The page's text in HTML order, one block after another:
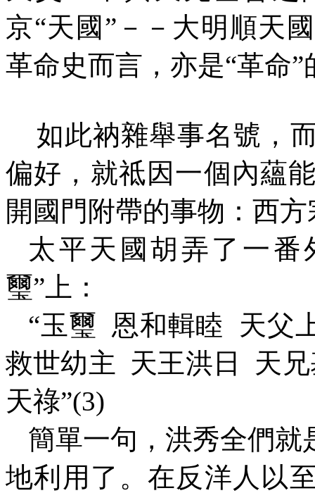
京“天國”－－大明順天
革命史而言，亦是“革命
如此衲雜舉事名號，
偏好，就祗因一個內蘊
開國門附帶的事物：西
太平天國胡弄了一番
璽”上：
“玉璽
恩和輯睦
天父
救世幼主
天王洪日
天
天祿”(3)
簡單一句，洪秀全們就
地利用了。在反洋人以